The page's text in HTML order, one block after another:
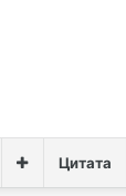
Цитата